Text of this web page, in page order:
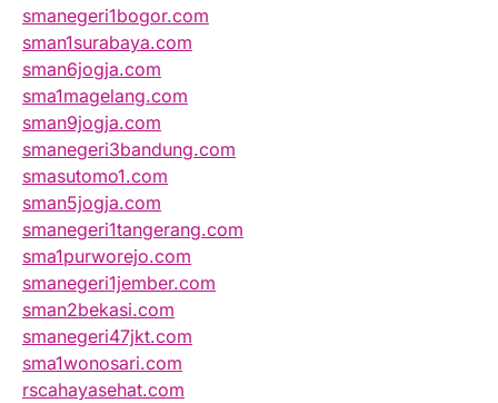
smanegeri1bogor.com
sman1surabaya.com
sman6jogja.com
sma1magelang.com
sman9jogja.com
smanegeri3bandung.com
smasutomo1.com
sman5jogja.com
smanegeri1tangerang.com
sma1purworejo.com
smanegeri1jember.com
sman2bekasi.com
smanegeri47jkt.com
sma1wonosari.com
rscahayasehat.com